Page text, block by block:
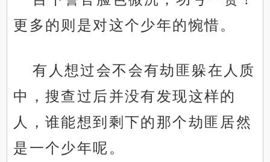
更多的则是对这个少年的惋惜。
有人想过会不会有劫匪躲在人质
中，搜查过后并没有发现这样的
人，谁能想到剩下的那个劫匪居然
是一个少年呢。